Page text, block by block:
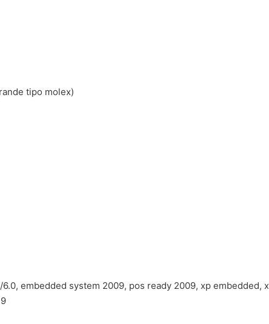
tipo molex)
embedded system 2009, pos ready 2009, xp embedded,